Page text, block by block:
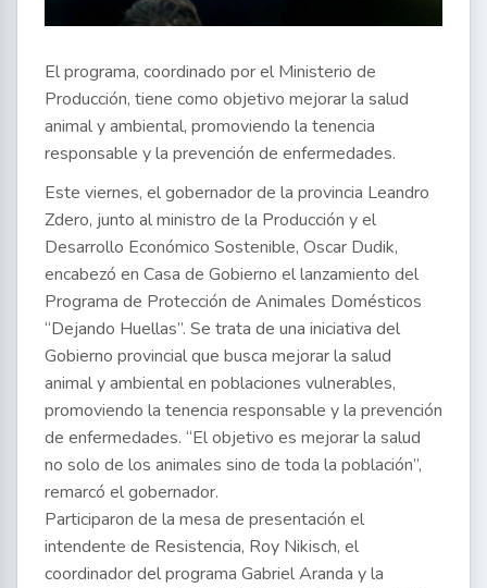
El programa, coordinado por el Ministerio de
Producción, tiene como objetivo mejorar la salud
animal y ambiental, promoviendo la tenencia
responsable y la prevención de enfermedades.
Este viernes, el gobernador de la provincia Leandro
Zdero, junto al ministro de la Producción y el
Desarrollo Económico Sostenible, Oscar Dudik,
encabezó en Casa de Gobierno el lanzamiento del
Programa de Protección de Animales Domésticos
“Dejando Huellas”. Se trata de una iniciativa del
Gobierno provincial que busca mejorar la salud
animal y ambiental en poblaciones vulnerables,
promoviendo la tenencia responsable y la prevención
de enfermedades. “El objetivo es mejorar la salud
no solo de los animales sino de toda la población”,
remarcó el gobernador.
Participaron de la mesa de presentación el
intendente de Resistencia, Roy Nikisch, el
coordinador del programa Gabriel Aranda y la